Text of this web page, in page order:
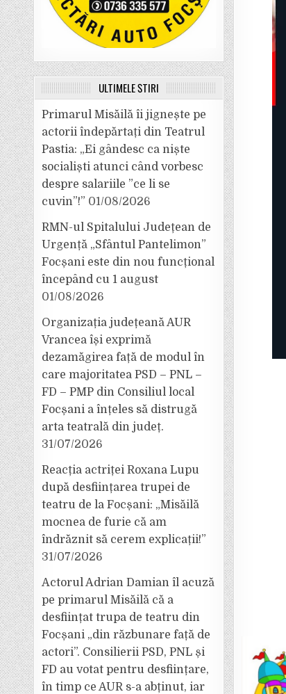
ULTIMELE ȘTIRI
Primarul Misăilă îi jignește pe
actorii îndepărtați din Teatrul
Pastia: „Ei gândesc ca niște
socialiști atunci când vorbesc
despre salariile ”ce li se
cuvin”!” 01/08/2026
RMN-ul Spitalului Județean de
Urgență „Sfântul Pantelimon”
Focșani este din nou funcțional
începând cu 1 august
01/08/2026
Organizația județeană AUR
Vrancea își exprimă
dezamăgirea față de modul în
care majoritatea PSD – PNL –
FD – PMP din Consiliul local
Focșani a înțeles să distrugă
arta teatrală din județ.
31/07/2026
Reacția actriței Roxana Lupu
după desființarea trupei de
teatru de la Focșani: „Misăilă
mocnea de furie că am
îndrăznit să cerem explicații!”
31/07/2026
Actorul Adrian Damian îl acuză
pe primarul Misăilă că a
desființat trupa de teatru din
Focșani „din răzbunare față de
actori”. Consilierii PSD, PNL și
FD au votat pentru desființare,
în timp ce AUR s-a abținut, iar